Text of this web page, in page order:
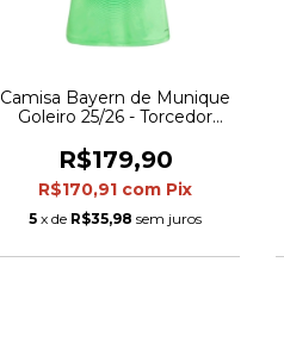
Camisa Bayern de Munique
Goleiro 25/26 - Torcedor
R$179,90
R$170,91 com Pix
5 x de R$35,98 sem juros